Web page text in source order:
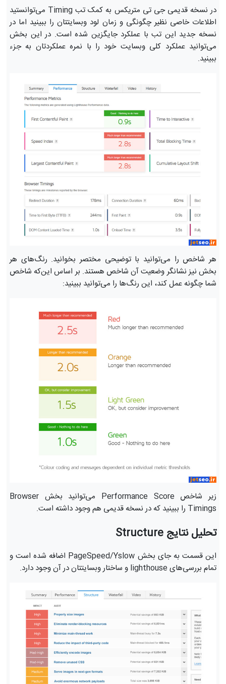
در نسخه قدیمی جی تی متریکس به کمک تب Timing می‌توانستید
اطلاعات خاصی نظیر چگونگی و زمان لود وبسایتتان را ببینید اما در
نسخه جدید این تب با عملکرد جایگزین شده است. در این بخش
می‌توانید عملکرد کلی وبسایت خود را با نمره عملکردتان به جزء
ببینید.
هر شاخص را می‌توانید با توضیحی مختصر بخوانید. رنگ‌های هر
بخش نیز نشانگر وضعیت آن شاخص هستند. بر اساس این‌که شاخص
شما چگونه عمل کند، این رنگ‌ها را می‌توانید ببینید:
زیر شاخص Performance Score می‌توانید بخش Browser
Timings را ببینید که در نسخه قدیمی هم وجود داشته است.
تحلیل نتایج Structure
این قسمت به جای بخش PageSpeed/Yslow اضافه شده است و
تمام بررسی‌های lighthouse و ساختار وبسایتتان در آن وجود دارد.